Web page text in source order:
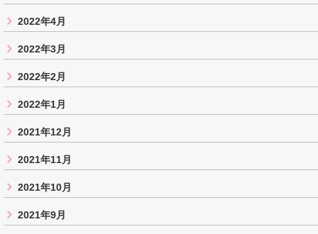
2022年4月
2022年3月
2022年2月
2022年1月
2021年12月
2021年11月
2021年10月
2021年9月